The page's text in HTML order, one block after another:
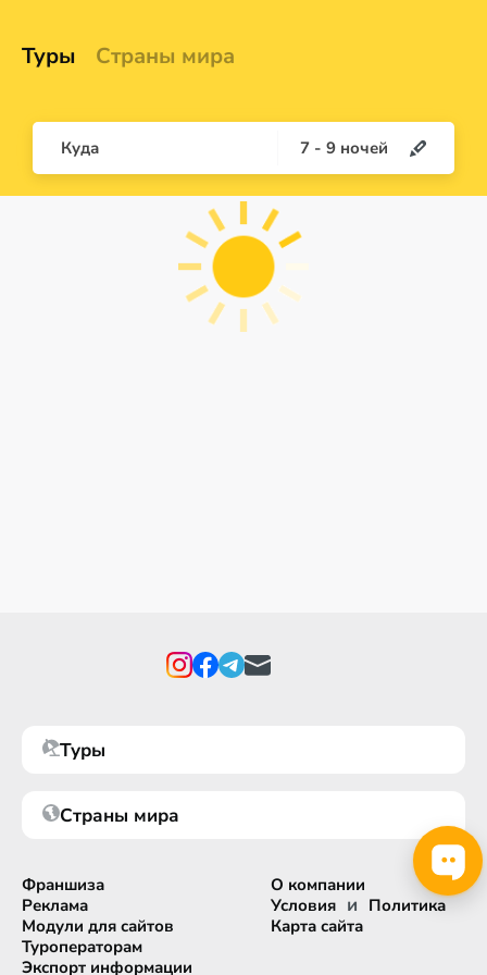
Туры Страны мира
Куда 7 - 9 ночей
Туры
Страны мира
Франшиза
Реклама
Модули для сайтов
Туроператорам
Экспорт информации
О компании
Условия и Политика
Карта сайта